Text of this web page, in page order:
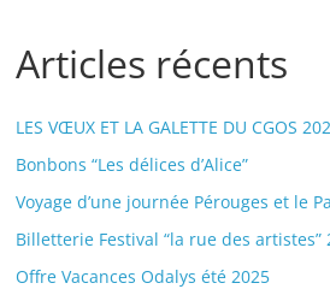
Articles récents
LES VŒUX ET LA GALETTE DU CGOS
Bonbons “Les délices d’Alice”
Voyage d’une journée Pérouges et le
Billetterie Festival “la rue des artistes”
Offre Vacances Odalys été 2025